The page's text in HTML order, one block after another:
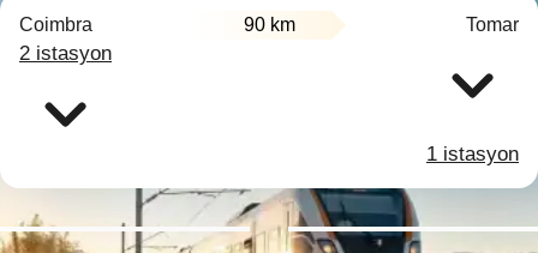
Coimbra 90 km Tomar
2 istasyon
1 istasyon